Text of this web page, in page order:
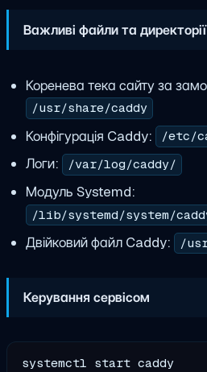
Важливі файли та директорії
Коренева тека сайту за
/usr/share/caddy
Конфігурація Caddy: /etc/
Логи: /var/log/caddy/
Модуль Systemd:
/lib/systemd/system/
Двійковий файл Caddy: /
Керування сервісом
systemctl start caddy